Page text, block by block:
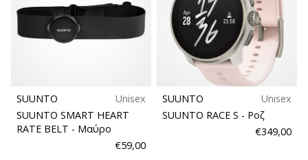
πρεσβευτής
της
μάρκας
11. 8. 2022
•
9 λεπτά ανάγνωσης
Weplayvolleyball
SUUNTO
Unisex
SUUNTO SMART HEART
RATE BELT - Μαύρο
€59,00
SUUNTO
Unisex
SUUNTO RACE S - Ροζ
€349,00